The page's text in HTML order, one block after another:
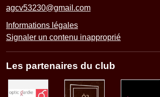
agcv53230@gmail.com
Informations légales
Signaler un contenu inapproprié
Les partenaires du club